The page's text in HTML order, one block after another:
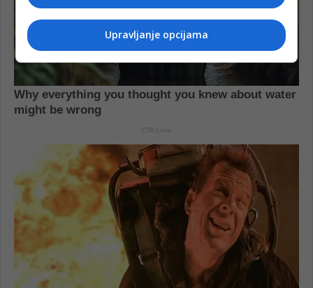
Upravljanje opcijama